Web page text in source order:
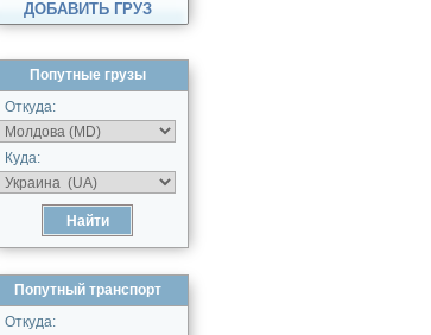
ДОБАВИТЬ ГРУЗ
Попутные грузы
Откуда:
Куда:
Попутный транспорт
Откуда: